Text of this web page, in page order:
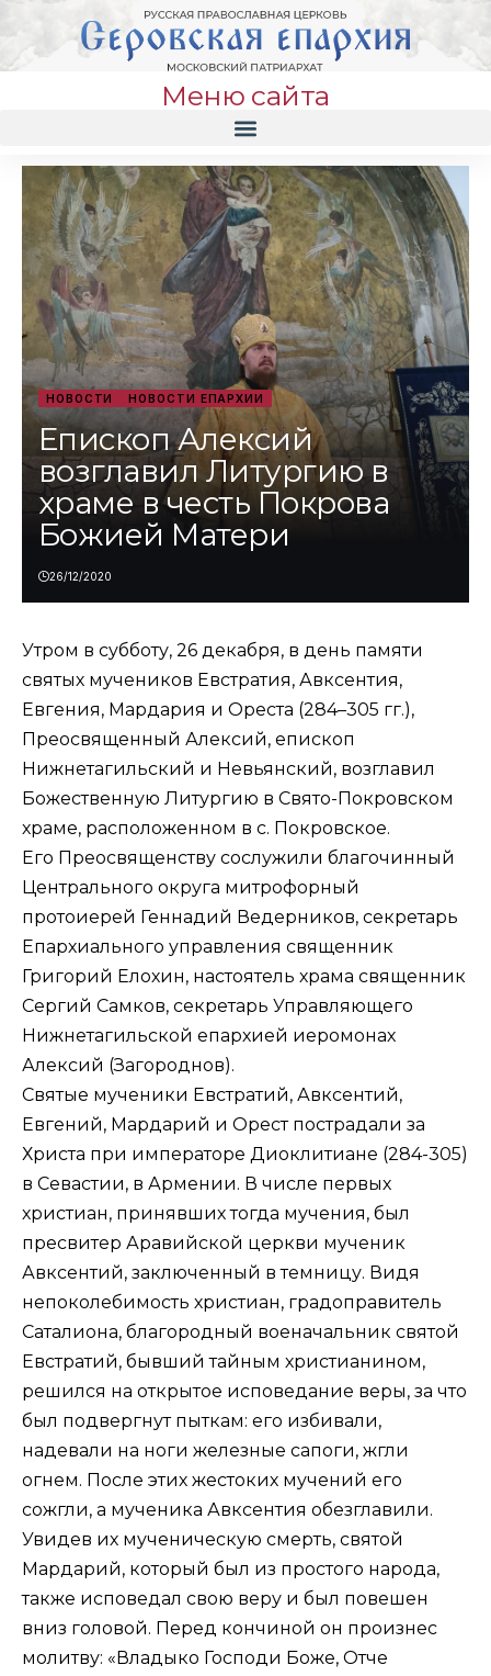
Меню сайта
НОВОСТИ НОВОСТИ ЕПАРХИИ
Епископ Алексий
возглавил Литургию в
храме в честь Покрова
Божией Матери
26/12/2020
Утром в субботу, 26 декабря, в день памяти
святых мучеников Евстратия, Авксентия,
Евгения, Мардария и Ореста (284–305 гг.),
Преосвященный Алексий, епископ
Нижнетагильский и Невьянский, возглавил
Божественную Литургию в Свято-Покровском
храме, расположенном в с. Покровское.
Его Преосвященству сослужили благочинный
Центрального округа митрофорный
протоиерей Геннадий Ведерников, секретарь
Епархиального управления священник
Григорий Елохин, настоятель храма священник
Сергий Самков, секретарь Управляющего
Нижнетагильской епархией иеромонах
Алексий (Загороднов).
Святые мученики Евстратий, Авксентий,
Евгений, Мардарий и Орест пострадали за
Христа при императоре Диоклитиане (284-305)
в Севастии, в Армении. В числе первых
христиан, принявших тогда мучения, был
пресвитер Аравийской церкви мученик
Авксентий, заключенный в темницу. Видя
непоколебимость христиан, градоправитель
Саталиона, благородный военачальник святой
Евстратий, бывший тайным христианином,
решился на открытое исповедание веры, за что
был подвергнут пыткам: его избивали,
надевали на ноги железные сапоги, жгли
огнем. После этих жестоких мучений его
сожгли, а мученика Авксентия обезглавили.
Увидев их мученическую смерть, святой
Мардарий, который был из простого народа,
также исповедал свою веру и был повешен
вниз головой. Перед кончиной он произнес
молитву: «Владыко Господи Боже, Отче